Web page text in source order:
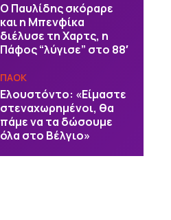
Ο Παυλίδης σκόραρε
και η Μπενφίκα
διέλυσε τη Χαρτς, η
Πάφος “λύγισε” στο 88′
ΠΑΟΚ
Ελουστόντο: «Είμαστε
στεναχωρημένοι, θα
πάμε να τα δώσουμε
όλα στο Βέλγιο»